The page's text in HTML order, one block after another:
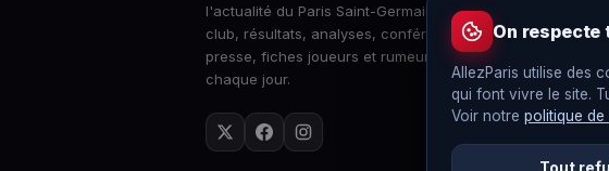
l'actualité du Paris Saint-Germain : infos du
club, résultats, analyses, conférences de
presse, fiches joueurs et rumeurs mercato,
chaque jour.
On respecte
AllezParis utilise des
qui font vivre le site.
Voir notre politique
Tout